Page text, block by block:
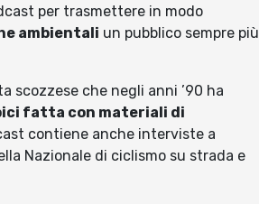
per trasmettere in modo
ambientali un pubblico sempre più
scozzese che negli anni ’90 ha
fatta con materiali di
contiene anche interviste a
Nazionale di ciclismo su strada e